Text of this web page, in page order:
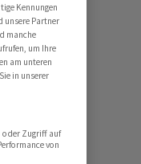
Kennungen
unsere Partner
manche
um Ihre
am unteren
in unserer
oder Zugriff auf
von